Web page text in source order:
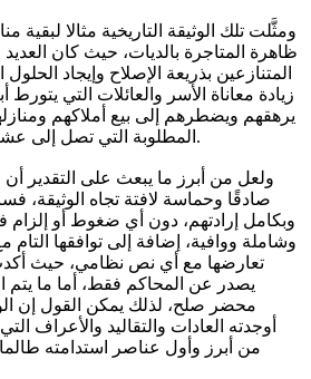
ومثَّلت تلك الوثيقة التاريخية مثالا
ظاهرة المتاجرة بالديات، حيث كان
المتنازعين بذريعة الإصلاح وإيجاد
زيادة معاناة الأسر والعائلات التي يتورط
يرهقهم ويضطرهم إلى بيع أملاكهم
المطلوبة التي تصل إلى عشرات الملايين من الريالات.
ولعل من أبرز ما يبعث على التقدير أن
صادقًا وحماسة لافتة تجاه الوثيقة،
وبكامل إرادتهم، دون أي ضغوط أو إلزام
وشاملة ووافية، إضافة إلى توافقها التام
تعارضها مع أي نص نظامي، حيث
يصدر عن المحاكم فقط، أما ما يتم
محضر صلح، لذلك يمكن القول إن
أوجدته العادات والتقاليد والأعراف
من أبرز وأول عناصر استدامته